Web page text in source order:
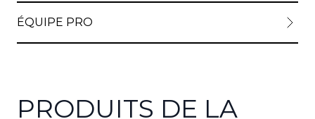
ÉQUIPE PRO
PRODUITS DE LA